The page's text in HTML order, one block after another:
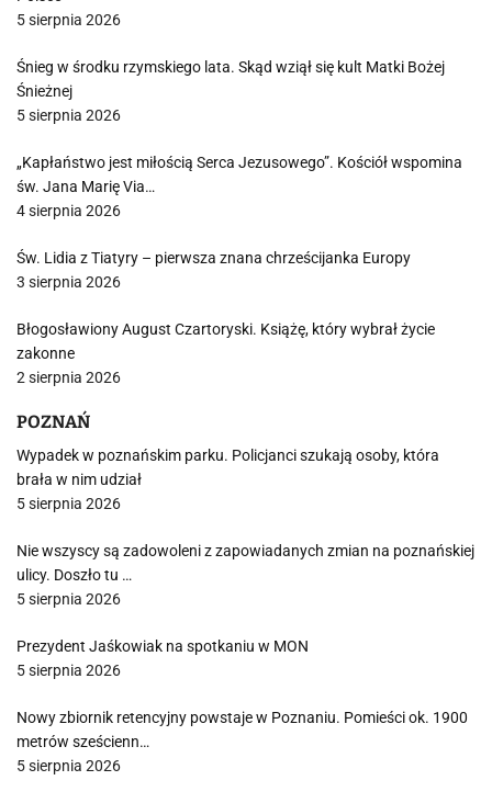
5 sierpnia 2026
Śnieg w środku rzymskiego lata. Skąd wziął się kult Matki Bożej
Śnieżnej
5 sierpnia 2026
„Kapłaństwo jest miłością Serca Jezusowego”. Kościół wspomina
św. Jana Marię Via…
4 sierpnia 2026
Św. Lidia z Tiatyry – pierwsza znana chrześcijanka Europy
3 sierpnia 2026
Błogosławiony August Czartoryski. Książę, który wybrał życie
zakonne
2 sierpnia 2026
POZNAŃ
Wypadek w poznańskim parku. Policjanci szukają osoby, która
brała w nim udział
5 sierpnia 2026
Nie wszyscy są zadowoleni z zapowiadanych zmian na poznańskiej
ulicy. Doszło tu …
5 sierpnia 2026
Prezydent Jaśkowiak na spotkaniu w MON
5 sierpnia 2026
Nowy zbiornik retencyjny powstaje w Poznaniu. Pomieści ok. 1900
metrów sześcienn…
5 sierpnia 2026